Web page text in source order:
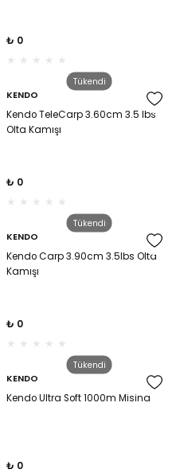
₺ 0
Tükendi
KENDO
Kendo TeleCarp 3.60cm 3.5 lbs
Olta Kamışı
₺ 0
Tükendi
KENDO
Kendo Carp 3.90cm 3.5lbs Olta
Kamışı
₺ 0
Tükendi
KENDO
Kendo Ultra Soft 1000m Misina
₺ 0